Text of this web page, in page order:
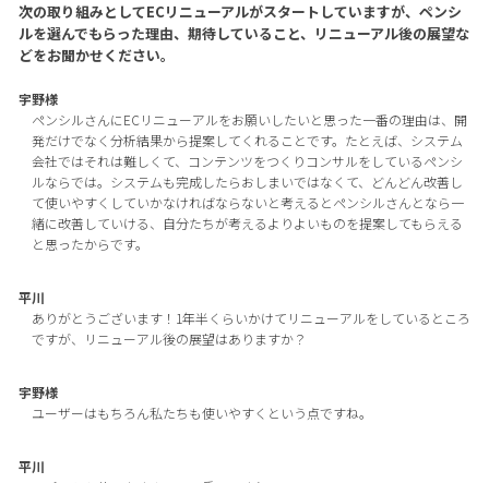
次の取り組みとしてECリニューアルがスタートしていますが、ペンシ
ルを選んでもらった理由、期待していること、リニューアル後の展望な
どをお聞かせください。
宇野様
ペンシルさんにECリニューアルをお願いしたいと思った一番の理由は、開
発だけでなく分析結果から提案してくれることです。たとえば、システム
会社ではそれは難しくて、コンテンツをつくりコンサルをしているペンシ
ルならでは。システムも完成したらおしまいではなくて、どんどん改善し
て使いやすくしていかなければならないと考えるとペンシルさんとなら一
緒に改善していける、自分たちが考えるよりよいものを提案してもらえる
と思ったからです。
平川
ありがとうございます！1年半くらいかけてリニューアルをしているところ
ですが、リニューアル後の展望はありますか？
宇野様
ユーザーはもちろん私たちも使いやすくという点ですね。
平川